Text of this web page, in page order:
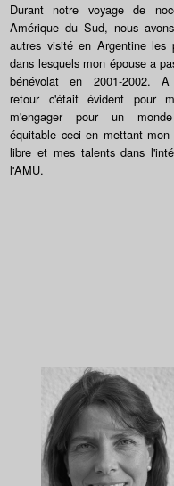
Durant notre voyage de
Amérique du Sud, nous
autres visité en Argentine les
dans lesquels mon épouse a
bénévolat en 2001-2002.
retour c'était évident pour
m'engager pour un
équitable ceci en mettant mon
libre et mes talents dans
l'AMU.